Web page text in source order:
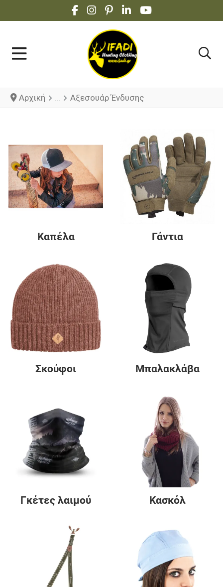
FACEBOOK SOCIAL LINK
INSTAGRAM SOCIAL LINK
PINTEREST SOCIAL LINK
LINKEDIN SOCIAL LINK
YOUTUBE SOCIAL
Αρχική Αξεσουάρ Ένδυσης
Καπέλα Γάντια
Σκούφοι Μπαλακλάβα
Γκέτες λαιμού Κασκόλ